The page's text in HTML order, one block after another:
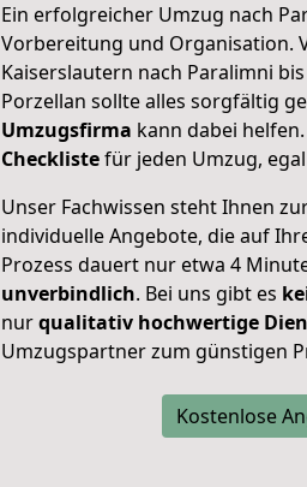
Ein erfolgreicher Umzug nach
Vorbereitung und Organisation.
Kaiserslautern nach Paralimni
Porzellan sollte alles sorgfältig
Umzugsfirma kann dabei
Checklistefür jeden Umzug,
Unser Fachwissen steht Ihnen
individuelle Angebote, die auf
Prozess dauert nur etwa 4
unverbindlich. Bei uns gibt es
nurqualitativ hochwertige
Umzugspartner zum günstigen
Kostenlose